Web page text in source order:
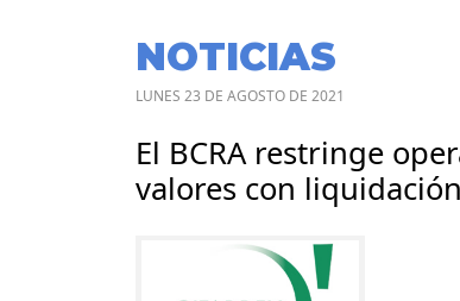
NOTICIAS
LUNES 23 DE AGOSTO DE 2021
El BCRA restringe
valores con